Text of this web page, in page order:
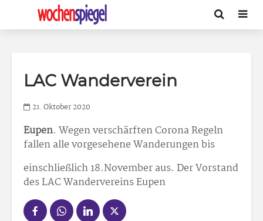
LAC Wanderverein
21. Oktober 2020
Eupen. Wegen verschärften Corona Regeln
fallen alle vorgesehene Wanderungen bis
einschließlich 18.November aus. Der Vorstand
des LAC Wandervereins Eupen